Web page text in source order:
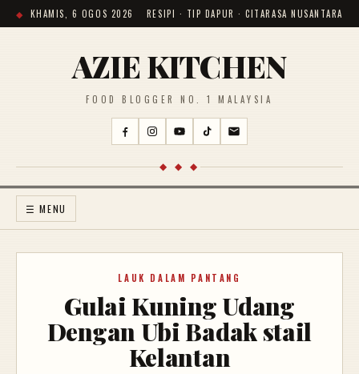
KHAMIS, 6 OGOS 2026 RESIPI · TIP DAPUR · CITARASA NUSANTARA
AZIE KITCHEN
FOOD BLOGGER NO. 1 MALAYSIA
◆ ◆ ◆
☰ MENU
LAUK DALAM PANTANG
Gulai Kuning Udang
Dengan Ubi Badak stail
Kelantan